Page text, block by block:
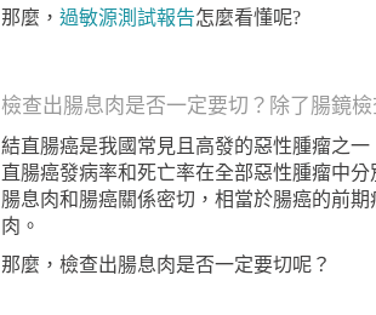
那麼，過敏源測試報告怎麼看懂呢?
檢查出腸息肉是否一定要切？除了腸鏡
結直腸癌是我國常見且高發的惡性腫瘤之
直腸癌發病率和死亡率在全部惡性腫瘤中
腸息肉和腸癌關係密切，相當於腸癌的前
肉。
那麼，檢查出腸息肉是否一定要切呢？